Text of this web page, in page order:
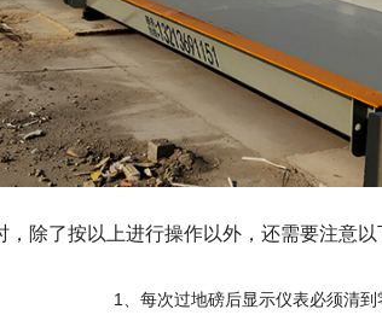
，除了按以上进行操作以外，还需要注意以
1、每次过地磅后显示仪表必须清到